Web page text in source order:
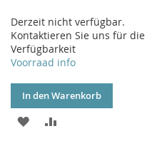
Derzeit nicht verfügbar.
Kontaktieren Sie uns für die
Verfügbarkeit
Voorraad info
In den Warenkorb
ZUR